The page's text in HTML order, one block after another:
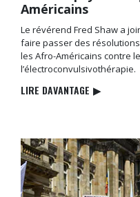
Américains
Le révérend Fred Shaw a
faire passer des
les Afro-Américains contre
l’électroconvulsivothérapie.
LIRE DAVANTAGE ▶